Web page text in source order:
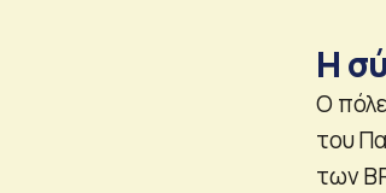
Η
Ο
του
των